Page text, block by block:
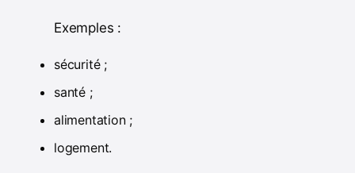
Exemples :
sécurité ;
santé ;
alimentation ;
logement.